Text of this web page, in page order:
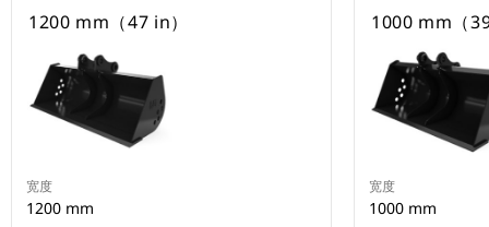
1200 mm（47 in）
宽度
1200 mm
1000 mm（
宽度
1000 mm